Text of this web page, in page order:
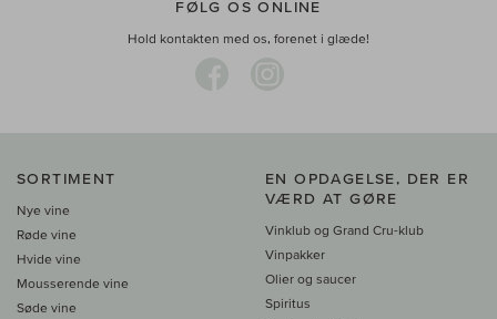
FØLG OS ONLINE
Hold kontakten med os, forenet i glæde!
SORTIMENT
Nye vine
Røde vine
Hvide vine
Mousserende vine
Søde vine
EN OPDAGELSE, DER ER
VÆRD AT GØRE
Vinklub og Grand Cru-klub
Vinpakker
Olier og saucer
Spiritus